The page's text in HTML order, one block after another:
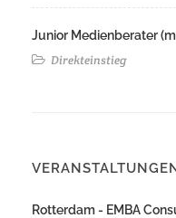
Junior Medienberater
Direkteinstieg
Rotterdam - EMBA